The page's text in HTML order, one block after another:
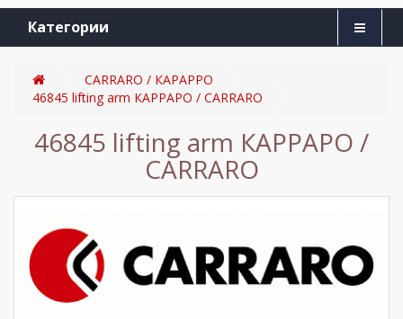
Категории
CARRARO / КАРАРРО
46845 lifting arm КАРРАРО / CARRARO
46845 lifting arm КАРРАРО /
CARRARO